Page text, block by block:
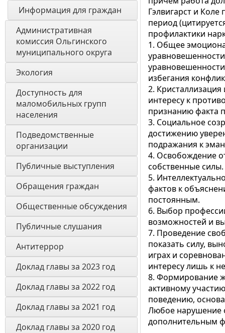
Информация для граждан
Административная
комиссия Ольгинского
муниципального округа
Экология
Доступность для
маломобильных групп
населения
Подведомственные
организации
Публичные выступления
Обращения граждан
Общественные обсуждения
Публичные слушания
Антитеррор
Доклад главы за 2023 год
Доклад главы за 2022 год
Доклад главы за 2021 год
Доклад главы за 2020 год
Гэлвигарст и
период
профилактики
1. Общее
избегания
2. Кристаллизация
интересу к
признанию факта
3. Социальное
достижению
подражания к
4. Освобождение
собственные силы.
5.
фактов к
постоянным.
6. Выбор
возможностей и
7. Проведение
показать силу,
играх и
интересу лишь к
8. Формирование
активному
поведению,
Любое нарушение
дополнительным